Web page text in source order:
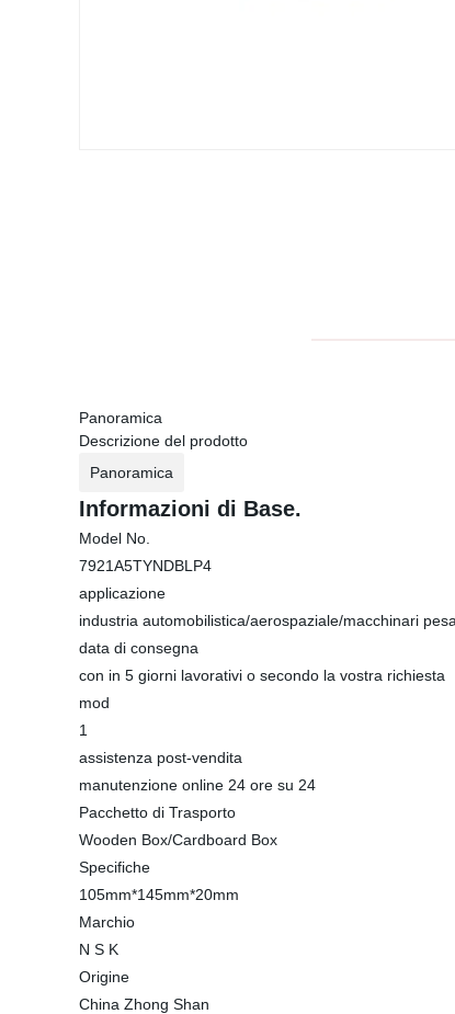
Panoramica
Descrizione del prodotto
Panoramica
Informazioni di Base.
Model No.
7921A5TYNDBLP4
applicazione
industria automobilistica/aerospaziale/macchinari
data di consegna
con in 5 giorni lavorativi o secondo la vostra richiesta
mod
1
assistenza post-vendita
manutenzione online 24 ore su 24
Pacchetto di Trasporto
Wooden Box/Cardboard Box
Specifiche
105mm*145mm*20mm
Marchio
N S K
Origine
China Zhong Shan